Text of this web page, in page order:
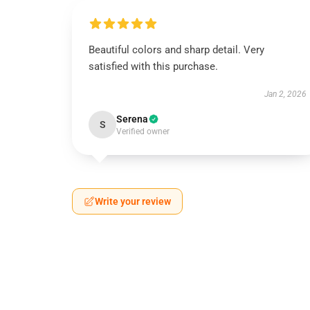
Beautiful colors and sharp detail. Very
satisfied with this purchase.
Jan 2, 2026
S Serena
Verified owner
Write your review